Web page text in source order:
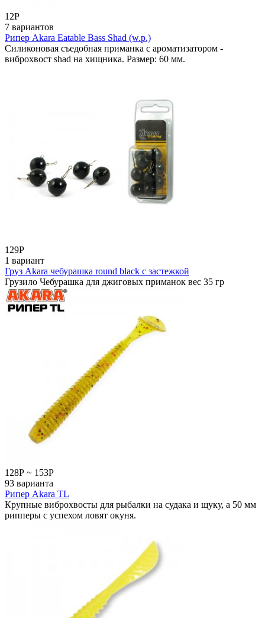
12Р
7 вариантов
Рипер Akara Eatable Bass Shad (w.p.)
Силиконовая съедобная приманка с ароматизатором -
виброхвост shad на хищника. Размер: 60 мм.
129Р
1 вариант
Груз Akara чебурашка round black с застежкой
Грузило Чебурашка для джиговых приманок вес 35 гр
128Р ~ 153Р
93 варианта
Рипер Akara TL
Крупные виброхвосты для рыбалки на судака и щуку, а 50 мм
рипперы с успехом ловят окуня.